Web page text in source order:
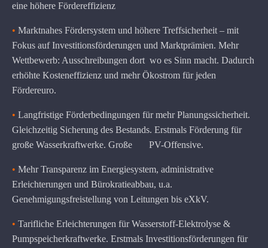
eine höhere Fördereffizienz
• Marktnahes Fördersystem und höhere Treffsicherheit – mit
Fokus auf Investitionsförderungen und Marktprämien. Mehr
Wettbewerb: Ausschreibungen dort wo es Sinn macht. Dadurch
erhöhte Kosteneffizienz und mehr Ökostrom für jeden
Fördereuro.
• Langfristige Förderbedingungen für mehr Planungssicherheit.
Gleichzeitig Sicherung des Bestands. Erstmals Förderung für
große Wasserkraftwerke. Große PV-Offensive.
• Mehr Transparenz im Energiesystem, administrative
Erleichterungen und Bürokratieabbau, u.a.
Genehmigungsfreistellung von Leitungen bis eXkV.
• Tarifliche Erleichterungen für Wasserstoff-Elektrolyse &
Pumpspeicherkraftwerke. Erstmals Investitionsförderungen für